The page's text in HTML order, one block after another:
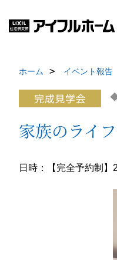
ホーム イベント報告
◆
家族のライ
日時：【完全予約制